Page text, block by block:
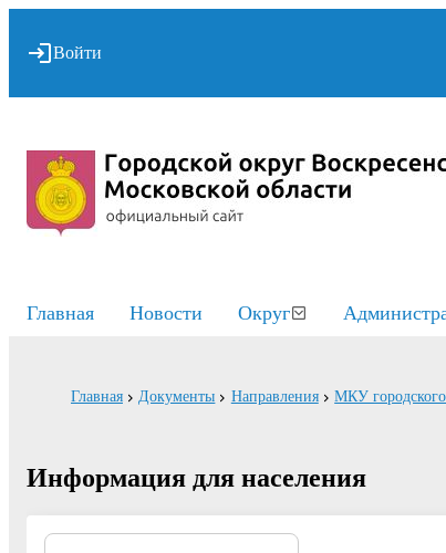
Войти
Главная Новости Округ
Главная Документы Направления МКУ городского
Информация для населения